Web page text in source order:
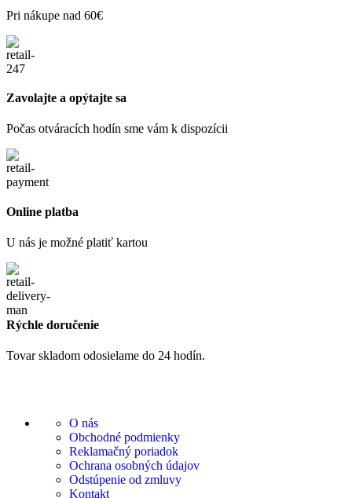
Pri nákupe nad 60€
Zavolajte a opýtajte sa
Počas otváracích hodín sme vám k dispozícii
Online platba
U nás je možné platiť kartou
Rýchle doručenie
Tovar skladom odosielame do 24 hodín.
O nás
Obchodné podmienky
Reklamačný poriadok
Ochrana osobných údajov
Odstúpenie od zmluvy
Kontakt